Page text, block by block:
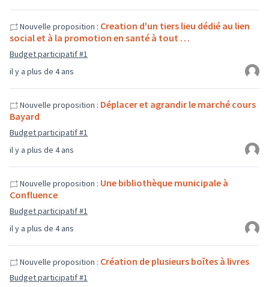
il y a plus de 4 ans
Nouvelle proposition : Creation d'un tiers lieu dédié au lien
social et à la promotion en santé à tout …
Budget participatif #1
il y a plus de 4 ans
Nouvelle proposition : Déplacer et agrandir le marché cours
Bayard
Budget participatif #1
il y a plus de 4 ans
Nouvelle proposition : Une bibliothèque municipale à
Confluence
Budget participatif #1
Nouvelle proposition : Création de plusieurs boîtes à livres
Budget participatif #1